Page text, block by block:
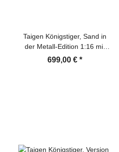
Taigen Königstiger, Sand in
der Metall-Edition 1:16 mit
BB-Einheit, Platine V3 /
699,00 € *